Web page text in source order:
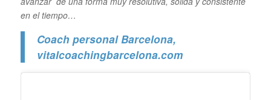
en el tiempo…
Coach personal Barcelona,
vitalcoachingbarcelona.com